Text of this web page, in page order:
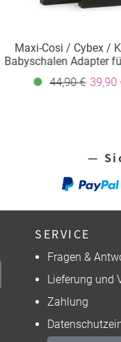
Maxi-Cosi / Cybex /
Babyschalen Adapter
Zoom - ab Modelljahr
44,90 € 39,90
—
SERVICE
Fragen &
Lieferung und
Zahlung